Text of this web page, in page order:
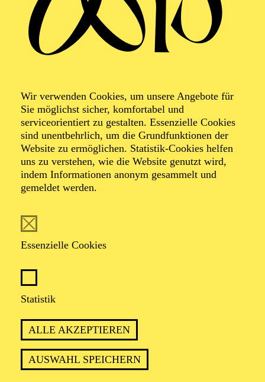
Wir verwenden Cookies, um unsere Angebote für
Sie möglichst sicher, komfortabel und
serviceorientiert zu gestalten. Essenzielle Cookies
sind unentbehrlich, um die Grundfunktionen der
Website zu ermöglichen. Statistik-Cookies helfen
uns zu verstehen, wie die Website genutzt wird,
indem Informationen anonym gesammelt und
gemeldet werden.
Essenzielle Cookies
Statistik
ALLE AKZEPTIEREN
AUSWAHL SPEICHERN
Elias
TICKETS
Donnerstag 29. April 2027
19:00 Konzerteinführung